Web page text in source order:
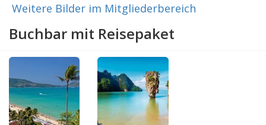
Weitere Bilder im Mitgliederbereich
Buchbar mit Reisepaket